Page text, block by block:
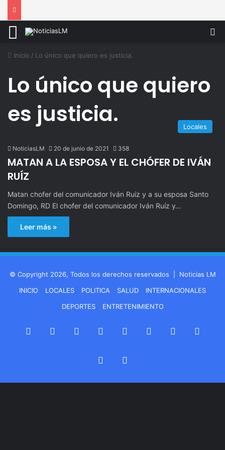
Menú
Inicio / Lo único que quiero es justicia.
Lo único que quiero
es justicia.
Locales
NoticiasLM 20 de junio de 2021 358
MATAN A LA ESPOSA Y EL CHÓFER DE IVÁN
RUÍZ
Matan chofer del comunicador Iván Ruiz y a su esposa Santo
Domingo, RD El chofer del comunicador Iván Ruíz y…
Leer más »
© Copyright 2026, Todos los derechos reservados | Noticias LM
INICIO
LOCALES POLITICA SALUD
INTERNACIONALES
DEPORTES
ENTRETENIMIENTO
FacebookLinkedInYouTubeInstagramSpotify Google Twitch
WhatsApp
Me